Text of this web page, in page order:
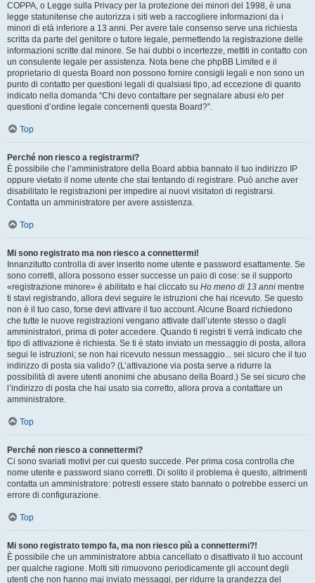
COPPA, o Legge sulla Privacy per la protezione dei minori del 1998, è una
legge statunitense che autorizza i siti web a raccogliere informazioni da i
minori di età inferiore a 13 anni. Per avere tale consenso serve una richiesta
scritta da parte del genitore o tutore legale, permettendo la registrazione delle
informazioni scritte dal minore. Se hai dubbi o incertezze, mettiti in contatto con
un consulente legale per assistenza. Nota bene che phpBB Limited e il
proprietario di questa Board non possono fornire consigli legali e non sono un
punto di contatto per questioni legali di qualsiasi tipo, ad eccezione di quanto
indicato nella domanda “Chi devo contattare per segnalare abusi e/o per
questioni d’ordine legale concernenti questa Board?”.
Top
Perché non riesco a registrarmi?
È possibile che l’amministratore della Board abbia bannato il tuo indirizzo IP
oppure vietato il nome utente che stai tentando di registrare. Può anche aver
disabilitato le registrazioni per impedire ai nuovi visitatori di registrarsi.
Contatta un amministratore per avere assistenza.
Top
Mi sono registrato ma non riesco a connettermi!
Innanzitutto controlla di aver inserito nome utente e password esattamente. Se
sono corretti, allora possono esser successe un paio di cose: se il supporto
«registrazione minore» è abilitato e hai cliccato su Ho meno di 13 anni mentre
ti stavi registrando, allora devi seguire le istruzioni che hai ricevuto. Se questo
non è il tuo caso, forse devi attivare il tuo account. Alcune Board richiedono
che tutte le nuove registrazioni vengano attivate dall’utente stesso o dagli
amministratori, prima di poter accedere. Quando ti registri ti verrà indicato che
tipo di attivazione è richiesta. Se ti è stato inviato un messaggio di posta, allora
segui le istruzioni; se non hai ricevuto nessun messaggio... sei sicuro che il tuo
indirizzo di posta sia valido? (L’attivazione via posta serve a ridurre la
possibilità di avere utenti anonimi che abusano della Board.) Se sei sicuro che
l’indirizzo di posta che hai usato sia corretto, allora prova a contattare un
amministratore.
Top
Perché non riesco a connettermi?
Ci sono svariati motivi per cui questo succede. Per prima cosa controlla che
nome utente e password siano corretti. Di solito il problema è questo, altrimenti
contatta un amministratore: potresti essere stato bannato o potrebbe esserci un
errore di configurazione.
Top
Mi sono registrato tempo fa, ma non riesco più a connettermi?!
È possibile che un amministratore abbia cancellato o disattivato il tuo account
per qualche ragione. Molti siti rimuovono periodicamente gli account degli
utenti che non hanno mai inviato messaggi, per ridurre la grandezza del